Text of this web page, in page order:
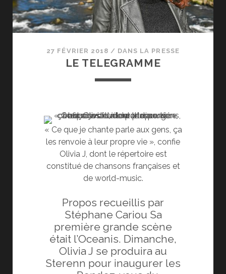
27 FÉVRIER 2018 / DANS LA PRESSE
LE TELEGRAMME
« Ce que je chante parle aux gens, ça
les renvoie à leur propre vie », confie
Olivia J, dont le répertoire est
constitué de chansons françaises et
de world-music.
Propos recueillis par
Stéphane Cariou Sa
première grande scène
était l’Oceanis. Dimanche,
Olivia J se produira au
Sterenn pour inaugurer les